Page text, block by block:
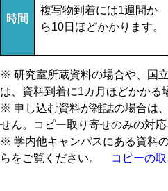
時間
複写物到着には1週間か
ら10日ほどかかります。
※ 研究室所蔵資料の場合や、国
は、資料到着に1カ月ほどかかる
※ 申し込む資料が雑誌の場合は
せん。コピー取り寄せのみの対応
※ 学内他キャンパスにある資料
らをご覧ください。
コピーの